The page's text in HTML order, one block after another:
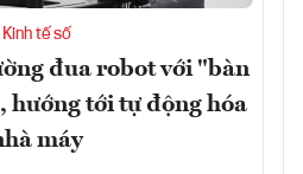
Kinh tế số
đua robot với "bàn
hướng tới tự động hóa
máy